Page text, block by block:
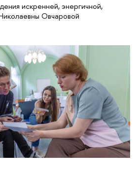
искренней, энергичной,
Овчаровой